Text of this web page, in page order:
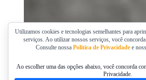
Utilizamos cookies e tecnologias semelhantes para
serviços. Ao utilizar nossos serviços, você concorda
Consulte nossa Política de Privacidade e
Ao escolher uma das opções abaixo, você concorda
Privacidade.